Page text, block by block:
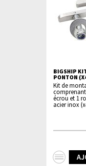
BIGSHIP
PONTON
Kit de
comprenant
écrou et 1
acier inox